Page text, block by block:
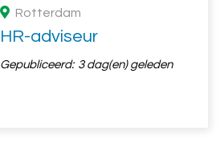
Rotterdam
HR-adviseur
Gepubliceerd: 3 dag(en) geleden